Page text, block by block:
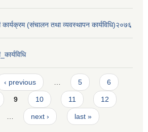
कार्यक्रम (संचालन तथा व्यवस्थापन कार्यविधि)२०७६
‹ previous 5 6
9 10 11 12
next › last »